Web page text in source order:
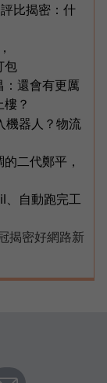
比揭密：什
包
還會有更厲
？
機器人？物流
二代鄭平，
自動跑完工
揭密好網路新